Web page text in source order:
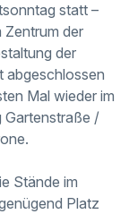
statt –
Zentrum der
der
abgeschlossen
Mal wieder im
Gartenstraße /
Stände im
Platz